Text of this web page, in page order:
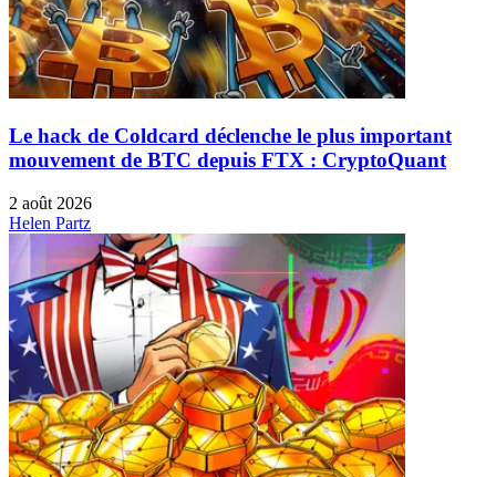
Le hack de Coldcard déclenche le plus important
mouvement de BTC depuis FTX : CryptoQuant
2 août 2026
Helen Partz